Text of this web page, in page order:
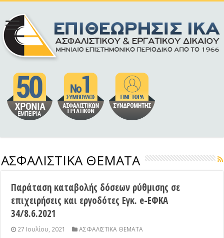
ΑΣΦΑΛΙΣΤΙΚΑ ΘΕΜΑΤΑ
Παράταση καταβολής δόσεων ρύθμισης σε
επιχειρήσεις και εργοδότες Εγκ. e-ΕΦΚΑ
34/8.6.2021
27 Ιουλίου, 2021 ΑΣΦΑΛΙΣΤΙΚΑ ΘΕΜΑΤΑ